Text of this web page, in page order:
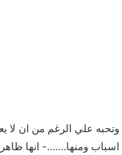
وتحبه علي الرغم من ان
اسباب ومنها…….- انها